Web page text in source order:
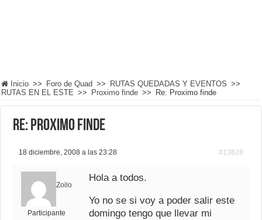
Inicio >> Foro de Quad >> RUTAS QUEDADAS Y EVENTOS >>
RUTAS EN EL ESTE >> Proximo finde >> Re: Proximo finde
Re: Proximo finde
18 diciembre, 2008 a las 23:28 #13828
Zoilo
Participante
Hola a todos.
Yo no se si voy a poder salir este
domingo tengo que llevar mi